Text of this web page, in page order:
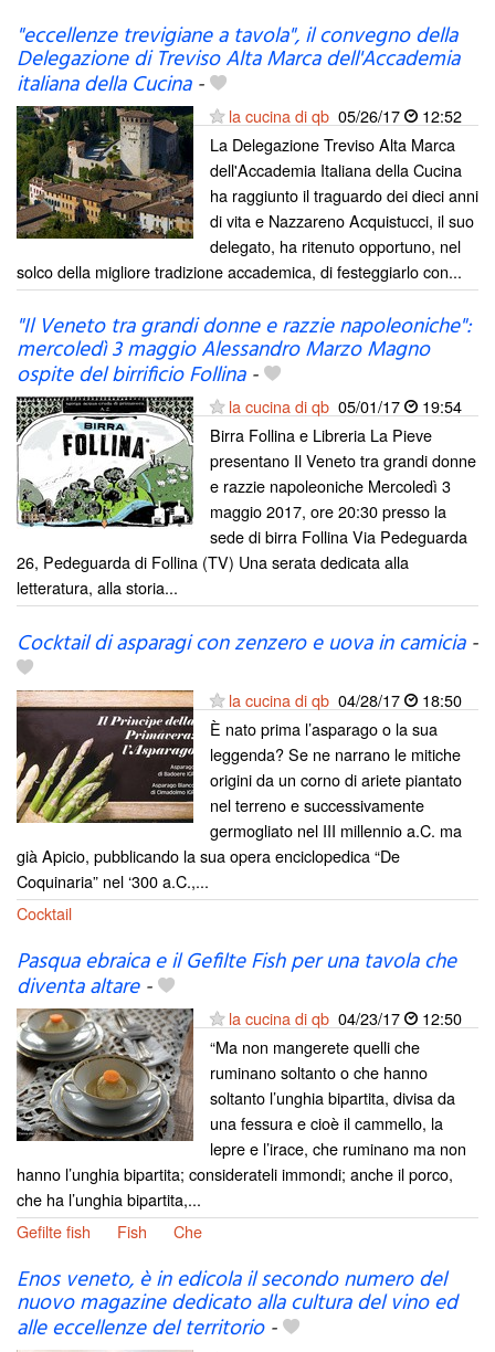
"eccellenze trevigiane a tavola", il convegno della
Delegazione di Treviso Alta Marca dell'Accademia
italiana della Cucina-
la cucina di qb 05/26/17
12:52
La Delegazione Treviso Alta Marca
dell'Accademia Italiana della Cucina
ha raggiunto il traguardo dei dieci anni
di vita e Nazzareno Acquistucci, il suo
delegato, ha ritenuto opportuno, nel
solco della migliore tradizione accademica, di festeggiarlo con...
"Il Veneto tra grandi donne e razzie napoleoniche":
mercoledì 3 maggio Alessandro Marzo Magno
ospite del birrificio Follina-
la cucina di qb 05/01/17
19:54
Birra Follina e Libreria La Pieve
presentano Il Veneto tra grandi donne
e razzie napoleoniche Mercoledì 3
maggio 2017, ore 20:30 presso la
sede di birra Follina Via Pedeguarda
26, Pedeguarda di Follina (TV) Una serata dedicata alla
letteratura, alla storia...
Cocktail di asparagi con zenzero e uova in camicia-
la cucina di qb 04/28/17
18:50
È nato prima l’asparago o la sua
leggenda? Se ne narrano le mitiche
origini da un corno di ariete piantato
nel terreno e successivamente
germogliato nel III millennio a.C. ma
già Apicio, pubblicando la sua opera enciclopedica “De
Coquinaria” nel ‘300 a.C.,...
Cocktail
Pasqua ebraica e il Gefilte Fish per una tavola che
diventa altare-
la cucina di qb 04/23/17
12:50
“Ma non mangerete quelli che
ruminano soltanto o che hanno
soltanto l’unghia bipartita, divisa da
una fessura e cioè il cammello, la
lepre e l’irace, che ruminano ma non
hanno l’unghia bipartita; considerateli immondi; anche il porco,
che ha l’unghia bipartita,...
Gefilte fish
Fish Che
Enos veneto, è in edicola il secondo numero del
nuovo magazine dedicato alla cultura del vino ed
alle eccellenze del territorio-